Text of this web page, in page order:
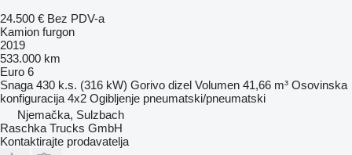
24.500 € Bez PDV-a
Kamion furgon
2019
533.000 km
Euro 6
Snaga 430 k.s. (316 kW) Gorivo dizel Volumen 41,66 m³ Osovinska
konfiguracija 4x2 Ogibljenje pneumatski/pneumatski
Njemačka, Sulzbach
Raschka Trucks GmbH
Kontaktirajte prodavatelja